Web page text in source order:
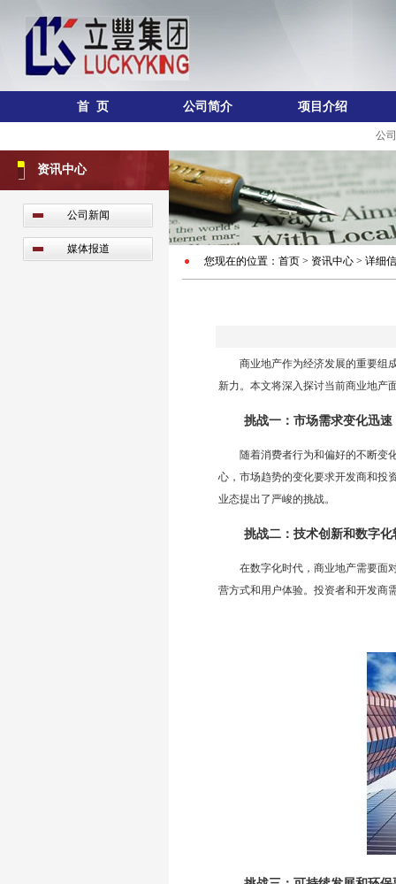
首 页 公司简介 项目介绍
公
资讯中心
公司新闻
媒体报道
您现在的位置：首页 > 资讯中心 > 详细
商业地产作为经济发展的重要组
新力。本文将深入探讨当前商业地产
挑战一：市场需求变化迅速
随着消费者行为和偏好的不断变
心，市场趋势的变化要求开发商和投
业态提出了严峻的挑战。
挑战二：技术创新和数字化
在数字化时代，商业地产需要面
营方式和用户体验。投资者和开发商